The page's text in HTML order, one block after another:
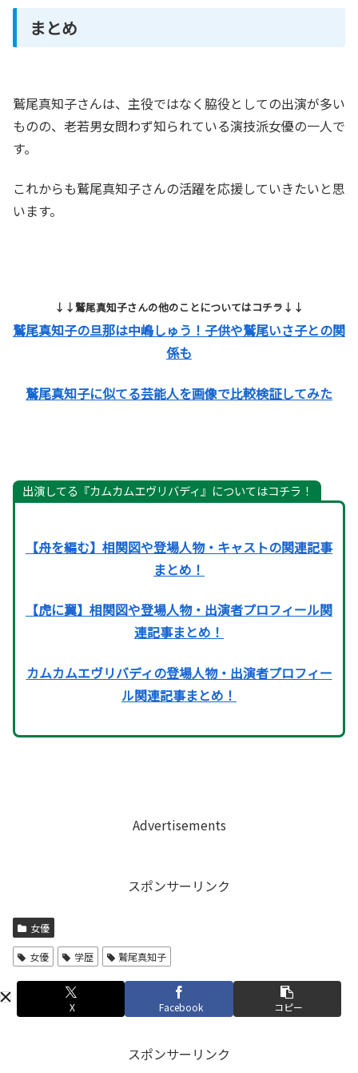
まとめ
鷲尾真知子さんは、主役ではなく脇役としての出演が多い
ものの、老若男女問わず知られている演技派女優の一人で
す。
これからも鷲尾真知子さんの活躍を応援していきたいと思
います。
↓↓鷲尾真知子さんの他のことについてはコチラ↓↓
鷲尾真知子の旦那は中嶋しゅう！子供や鷲尾いさ子との関
係も
鷲尾真知子に似てる芸能人を画像で比較検証してみた
出演してる『カムカムエヴリバディ』についてはコチラ！
【舟を編む】相関図や登場人物・キャストの関連記事
まとめ！
【虎に翼】相関図や登場人物・出演者プロフィール関
連記事まとめ！
カムカムエヴリバディの登場人物・出演者プロフィー
ル関連記事まとめ！
Advertisements
スポンサーリンク
女優
女優 学歴 鷲尾真知子
X Facebook コピー
スポンサーリンク